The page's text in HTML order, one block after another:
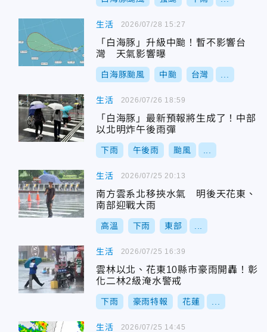
生活
「白海豚」升級中颱！暫不影響台
灣 天氣影響曝
白海豚颱風 中颱 台灣
2026/07/28 15:27
生活
「白海豚」最新預報將生成了！中部
以北明炸午後雨彈
下雨 午後雨 颱風
2026/07/26 18:59
生活
南方雲系北移挾水氣 明後天花東、
南部迎戰大雨
高溫 下雨 東部
2026/07/25 20:13
生活
雲林以北、花東10縣市豪雨開轟！彰
化二林2級淹水警戒
下雨 豪雨特報 花蓮
2026/07/25 16:39
生活 2026/07/25 14:45